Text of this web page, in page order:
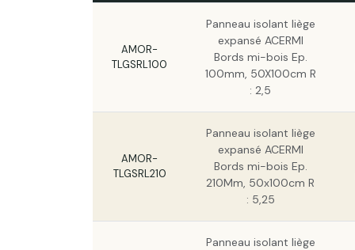
AMOR-
TLGSRL100
Panneau isolant liège
expansé ACERMI
Bords mi-bois Ep.
100mm, 50X100cm R
: 2,5
AMOR-
TLGSRL210
Panneau isolant liège
expansé ACERMI
Bords mi-bois Ep.
210Mm, 50x100cm R
: 5,25
Panneau isolant liège